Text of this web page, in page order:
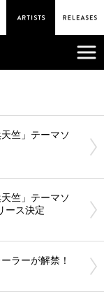
竺」テーマソ
竺」テーマソ
ース決定
ラーが解禁！